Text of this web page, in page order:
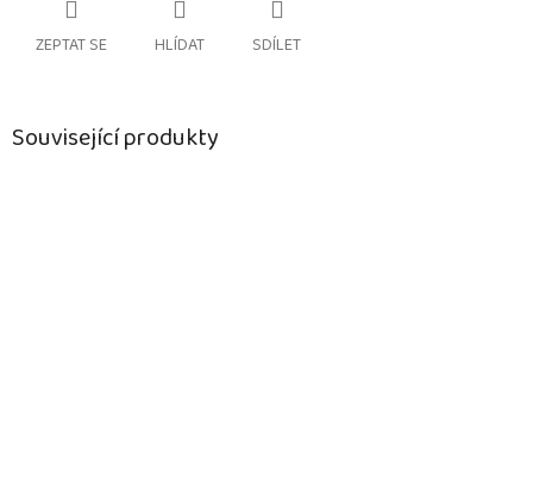
ZEPTAT SE HLÍDAT SDÍLET
Související produkty